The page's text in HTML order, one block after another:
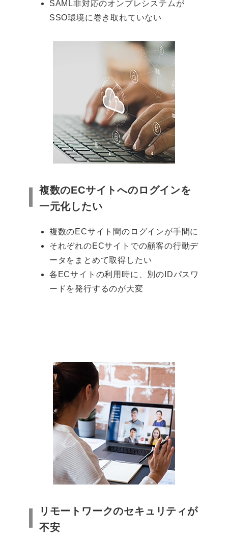
SAML非対応のオンプレシステムが
SSO環境に巻き取れていない
複数のECサイトへのログインを
一元化したい
複数のECサイト間のログインが手間に
それぞれのECサイトでの顧客の行動デ
ータをまとめて取得したい
各ECサイトの利用時に、別のIDパスワ
ードを発行するのが大変
リモートワークのセキュリティが
不安